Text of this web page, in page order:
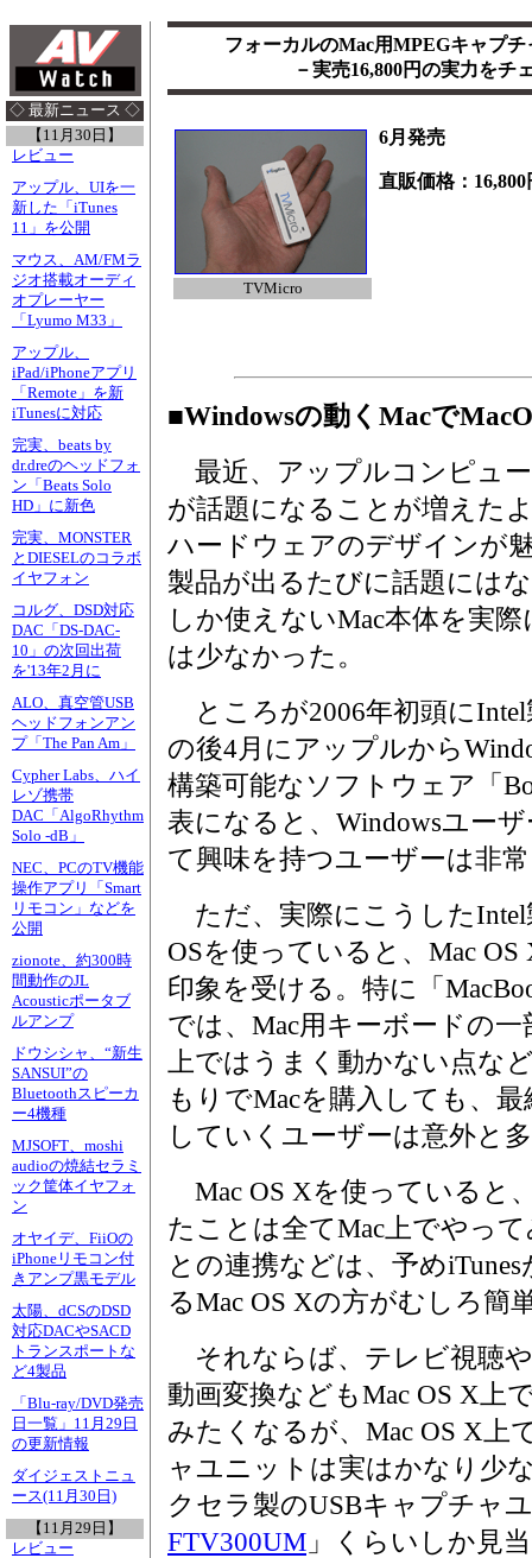
◇ 最新ニュース ◇
【11月30日】
レビュー
アップル、UIを一
新した「iTunes
11」を公開
マウス、AM/FMラ
ジオ搭載オーディ
オプレーヤー
「Lyumo M33」
アップル、
iPad/iPhoneアプリ
「Remote」を新
iTunesに対応
完実、beats by
dr.dreのヘッドフォ
ン「Beats Solo
HD」に新色
完実、MONSTER
とDIESELのコラボ
イヤフォン
コルグ、DSD対応
DAC「DS-DAC-
10」の次回出荷
を'13年2月に
ALO、真空管USB
ヘッドフォンアン
プ「The Pan Am」
Cypher Labs、ハイ
レゾ携帯
DAC「AlgoRhythm
Solo -dB」
NEC、PCのTV機能
操作アプリ「Smart
リモコン」などを
公開
zionote、約300時
間動作のJL
Acousticポータブ
ルアンプ
ドウシシャ、“新生
SANSUI”の
Bluetoothスピーカ
ー4機種
MJSOFT、moshi
audioの焼結セラミ
ック筐体イヤフォ
ン
オヤイデ、FiiOの
iPhoneリモコン付
きアンプ黒モデル
太陽、dCSのDSD
対応DACやSACD
トランスポートな
ど4製品
「Blu-ray/DVD発売
日一覧」11月29日
の更新情報
ダイジェストニュ
ース(11月30日)
【11月29日】
レビュー
フォーカルのMac用MPEGキャプ
－実売16,800円の実力をチ
TVMicro
6月発売
直販価格：16,800
■Windowsの動くMacで
最近、アップルコンピュー
が話題になることが増えた
ハードウェアのデザインが
製品が出るたびに話題には
しか使えないMac本体を実
は少なかった。
ところが2006年初頭にIntel
の後4月にアップルから
構築可能なソフトウェア「
表になると、Windowsユー
て興味を持つユーザーは非
ただ、実際にこうしたIntel
OSを使っていると、Mac
印象を受ける。特に「
では、Mac用キーボードの
上ではうまく動かない点な
もりでMacを購入しても、
していくユーザーは意外と
Mac OS Xを使っていると
たことは全てMac上でやっ
との連携などは、予め
るMac OS Xの方がむしろ簡
それならば、テレビ視聴
動画変換などもMac OS X上
みたくなるが、Mac OS X上
ャユニットは実はかなり少
クセラ製のUSBキャプチャ
FTV300UM 」くらいしか見